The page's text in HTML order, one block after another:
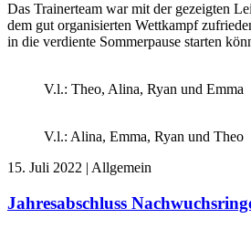
Das Trainerteam war mit der gezeigten
dem gut organisierten Wettkampf
in die verdiente Sommerpause starten
V.l.: Theo, Alina, Ryan und Emma
V.l.: Alina, Emma, Ryan und Theo
15. Juli 2022 | Allgemein
Jahresabschluss